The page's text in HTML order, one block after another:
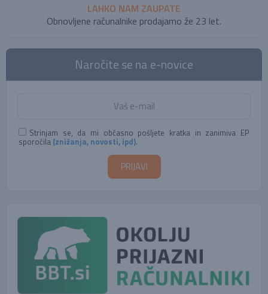
LAHKO NAM ZAUPATE
Obnovljene računalnike prodajamo že 23 let.
Naročite se na e-novice
Strinjam se, da mi občasno pošljete kratka in zanimiva EP
sporočila (znižanja, novosti, ipd).